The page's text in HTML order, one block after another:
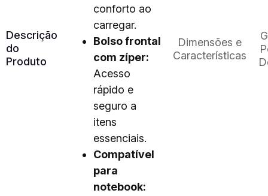
Descrição
do
Produto
conforto ao
carregar.
Bolso frontal
com zíper:
Acesso
rápido e
seguro a
itens
essenciais.
Compatível
para
notebook:
Dimensões e
Características